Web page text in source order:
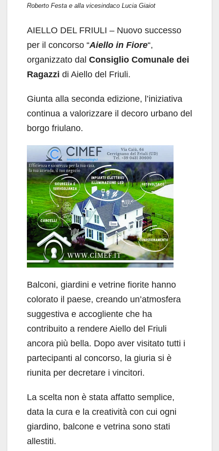
Roberto Festa e alla vicesindaco Lucia Giaiot
AIELLO DEL FRIULI – Nuovo successo
per il concorso “Aiello in Fiore“,
organizzato dal Consiglio Comunale dei
Ragazzi di Aiello del Friuli.
Giunta alla seconda edizione, l’iniziativa
continua a valorizzare il decoro urbano del
borgo friulano.
Balconi, giardini e vetrine fiorite hanno
colorato il paese, creando un’atmosfera
suggestiva e accogliente che ha
contribuito a rendere Aiello del Friuli
ancora più bella. Dopo aver visitato tutti i
partecipanti al concorso, la giuria si è
riunita per decretare i vincitori.
La scelta non è stata affatto semplice,
data la cura e la creatività con cui ogni
giardino, balcone e vetrina sono stati
allestiti.